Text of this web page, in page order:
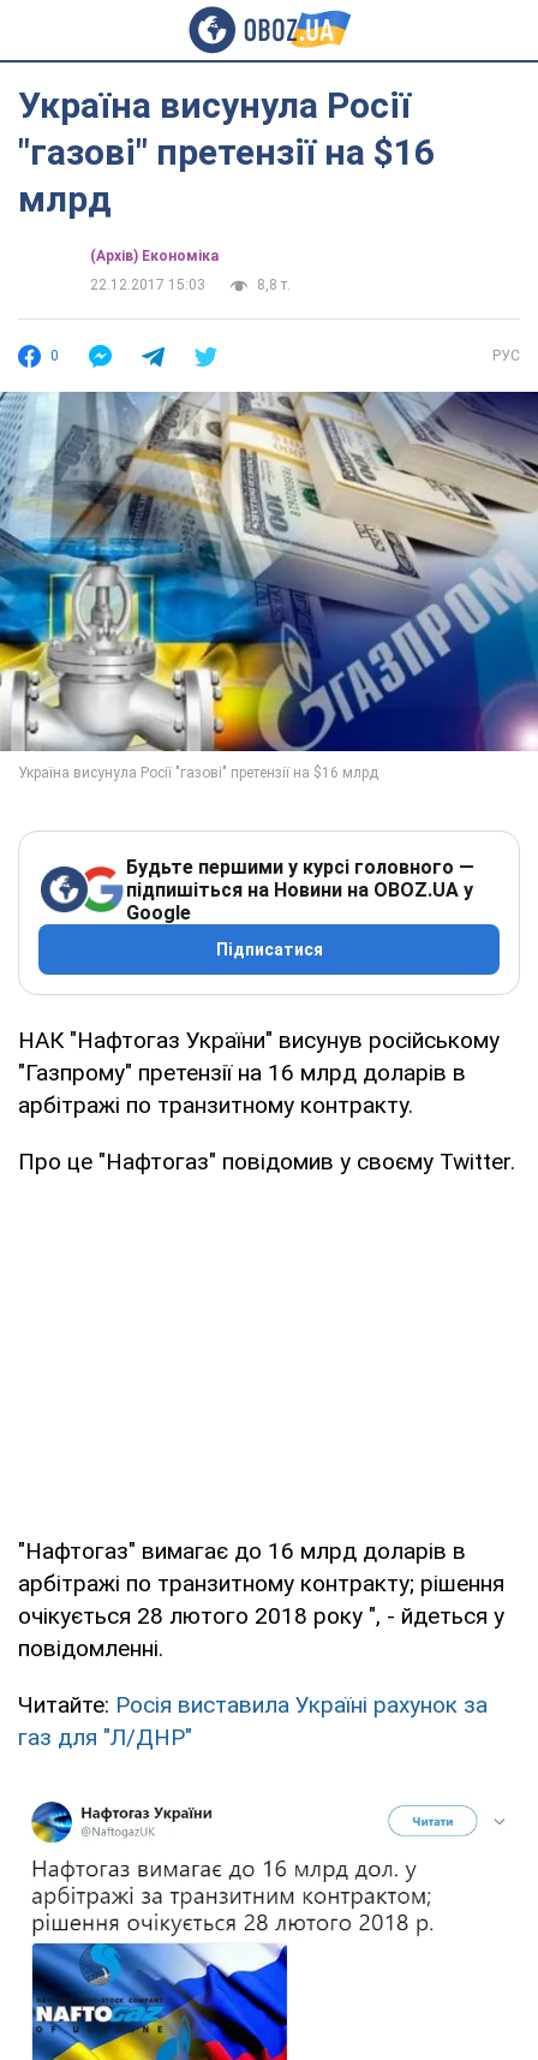
Україна висунула Росії
"газові" претензії на $16
млрд
(Архів) Економіка
22.12.2017 15:03
8,8 т.
0 РУС
Будьте першими у курсі головного —
підпишіться на Новини на OBOZ.UA у
Google
Підписатися
НАК "Нафтогаз України" висунув російському
"Газпрому" претензії на 16 млрд доларів в
арбітражі по транзитному контракту.
Про це "Нафтогаз" повідомив у своєму Twitter.
"Нафтогаз" вимагає до 16 млрд доларів в
арбітражі по транзитному контракту; рішення
очікується 28 лютого 2018 року ", - йдеться у
повідомленні.
Читайте: Росія виставила Україні рахунок за
газ для "Л/ДНР"